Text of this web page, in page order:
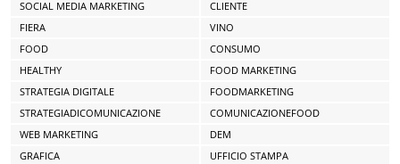
SOCIAL MEDIA MARKETING
CLIENTE
FIERA
VINO
FOOD
CONSUMO
HEALTHY
FOOD MARKETING
STRATEGIA DIGITALE
FOODMARKETING
STRATEGIADICOMUNICAZIONE
COMUNICAZIONEFOOD
WEB MARKETING
DEM
GRAFICA
UFFICIO STAMPA